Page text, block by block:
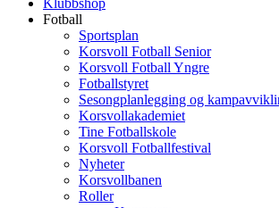
Klubbshop
Fotball
Sportsplan
Korsvoll Fotball Senior
Korsvoll Fotball Yngre
Fotballstyret
Sesongplanlegging og
Korsvollakademiet
Tine Fotballskole
Korsvoll Fotballfestival
Nyheter
Korsvollbanen
Roller